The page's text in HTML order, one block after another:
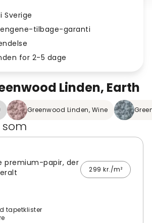
Linden, Earth
Greenwood Linden, Wine
premium-papir, der
299 kr./m²
tapetklister
Sverige
tilbage-garanti
for 2-5 dage